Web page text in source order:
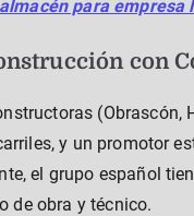
para empresa
con
(Obrascón,
y un promotor
el grupo español
de obra y técnico.